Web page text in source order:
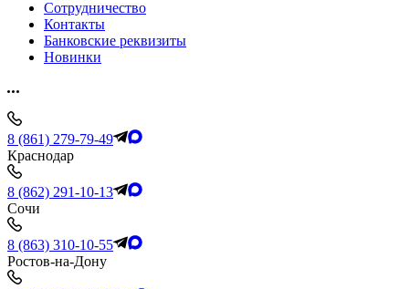
Сотрудничество
Контакты
Банковские реквизиты
Новинки
8 (861) 279-79-49
Краснодар
8 (862) 291-10-13
Сочи
8 (863) 310-10-55
Ростов-на-Дону